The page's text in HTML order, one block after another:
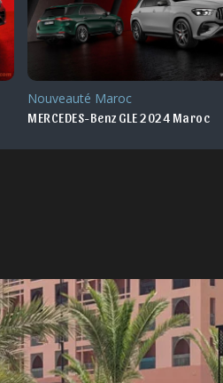
Nouveauté Maroc
MERCEDES-Benz GLE 2024 Maroc